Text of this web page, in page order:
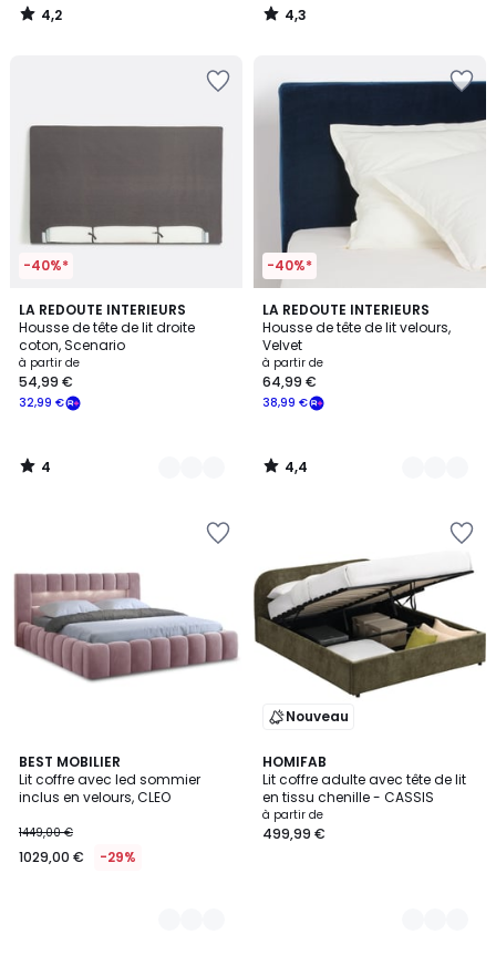
4,2
/
4,3
/
-40%*
LA REDOUTE INTERIEURS
Housse de tête de lit droite
coton, Scenario
à partir de
32,99 €
54,99 €
4
/
5
4
Couleurs
4
/
-40%*
LA REDOUTE INTERIEURS
Housse de tête de lit velours,
Velvet
à partir de
38,99 €
64,99 €
4,4
/ 5
5
Couleurs
4,4
/
BEST MOBILIER
Lit coffre avec led sommier
inclus en velours, CLEO
1449,00 €
1029,00 € -29%
7
Couleurs
Nouveau
HOMIFAB
Lit coffre adulte avec tête de lit
en tissu chenille - CASSIS
à partir de
499,99 €
2
Couleurs